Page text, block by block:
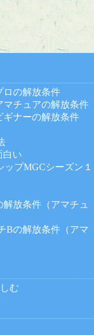
ロの解放条件
マチュアの解放条件
ギナーの解放条件
白い
プMGCシーズン１
放条件（アマチュ
Bの解放条件（アマ
む